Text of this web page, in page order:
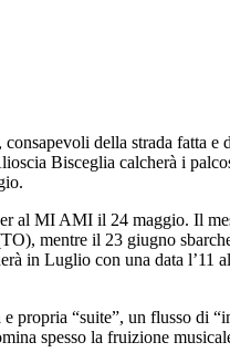
della strada fatta
Bisceglia calcherà i
al MI AMI il 24 maggio. Il
mentre il 23 giugno
in Luglio con una data
“suite”, un flusso di
spesso la fruizione